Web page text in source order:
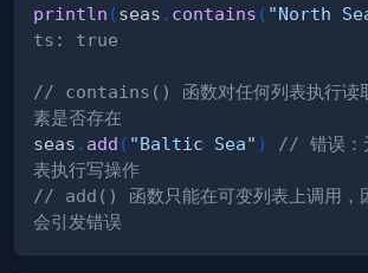
println (seas . contains ( "North
ts: true
// contains() 函数对任何列表执行读
素是否存在
seas . add ( "Baltic Sea" )
// 错误：
表执行写操作
// add() 函数只能在可变列表上调用，
会引发错误